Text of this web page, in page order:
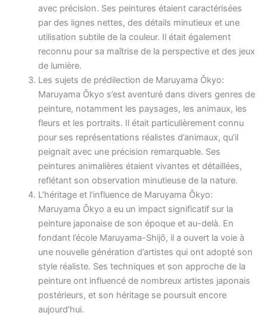
avec précision. Ses peintures étaient caractérisées
par des lignes nettes, des détails minutieux et une
utilisation subtile de la couleur. Il était également
reconnu pour sa maîtrise de la perspective et des jeux
de lumière.
Les sujets de prédilection de Maruyama Ōkyo:
Maruyama Ōkyo s’est aventuré dans divers genres de
peinture, notamment les paysages, les animaux, les
fleurs et les portraits. Il était particulièrement connu
pour ses représentations réalistes d’animaux, qu’il
peignait avec une précision remarquable. Ses
peintures animalières étaient vivantes et détaillées,
reflétant son observation minutieuse de la nature.
L’héritage et l’influence de Maruyama Ōkyo:
Maruyama Ōkyo a eu un impact significatif sur la
peinture japonaise de son époque et au-delà. En
fondant l’école Maruyama-Shijō, il a ouvert la voie à
une nouvelle génération d’artistes qui ont adopté son
style réaliste. Ses techniques et son approche de la
peinture ont influencé de nombreux artistes japonais
postérieurs, et son héritage se poursuit encore
aujourd’hui.